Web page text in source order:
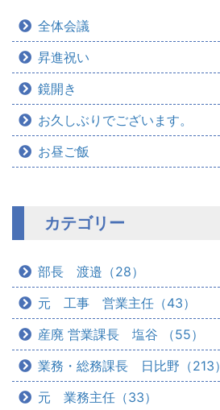
全体会議
昇進祝い
鏡開き
お久しぶりでございます。
お昼ご飯
カテゴリー
部長 渡邉（28）
元 工事 営業主任（43）
産廃 営業課長 塩谷 （55）
業務・総務課長 日比野（213）
元 業務主任（33）